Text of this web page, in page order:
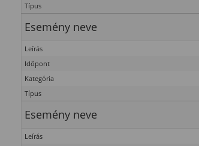
Típus
Esemény neve
Leírás
Időpont
Kategória
Típus
Esemény neve
Leírás